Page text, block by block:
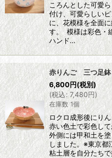
ころんとした可愛
付け、可愛らしい
に、花模様を全面
す。 模様は彩色・
ハンド…
赤りんご 三つ
6,800円(税別)
(税込: 7,480円)
在庫数 1個
ロクロ成形後にり
赤い色土で彩色し
外側には甲和土を
しました。※東京都
粘土層を自分たち